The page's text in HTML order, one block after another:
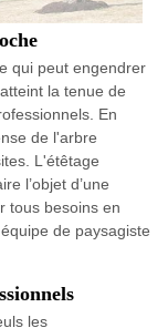
qui peut engendrer
la tenue de
En
de l'arbre
L'étêtage
l’objet d’une
tous besoins en
de paysagiste
les